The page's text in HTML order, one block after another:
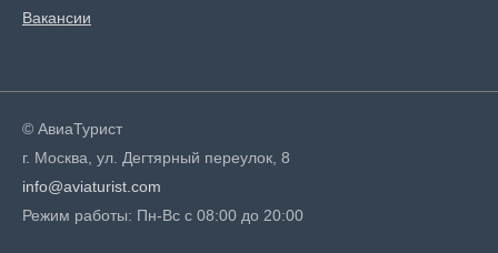
Вакансии
© АвиаТурист
г. Москва, ул. Дегтярный переулок, 8
info@aviaturist.com
Режим работы: Пн-Вс с 08:00 до 20:00